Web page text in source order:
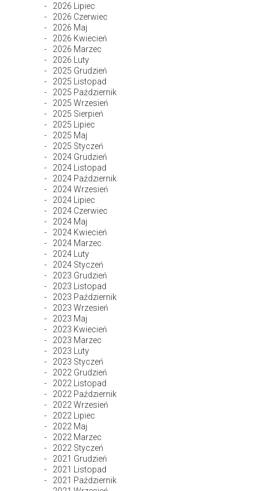
2026 Lipiec
2026 Czerwiec
2026 Maj
2026 Kwiecień
2026 Marzec
2026 Luty
2025 Grudzień
2025 Listopad
2025 Październik
2025 Wrzesień
2025 Sierpień
2025 Lipiec
2025 Maj
2025 Styczeń
2024 Grudzień
2024 Listopad
2024 Październik
2024 Wrzesień
2024 Lipiec
2024 Czerwiec
2024 Maj
2024 Kwiecień
2024 Marzec
2024 Luty
2024 Styczeń
2023 Grudzień
2023 Listopad
2023 Październik
2023 Wrzesień
2023 Maj
2023 Kwiecień
2023 Marzec
2023 Luty
2023 Styczeń
2022 Grudzień
2022 Listopad
2022 Październik
2022 Wrzesień
2022 Lipiec
2022 Maj
2022 Marzec
2022 Styczeń
2021 Grudzień
2021 Listopad
2021 Październik